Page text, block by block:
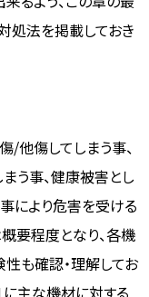
処法を掲載しておき
/他傷してしまう事、
う事、健康被害とし
により危害を受ける
要程度となり、各機
も確認・理解してお
に主な機材に対する